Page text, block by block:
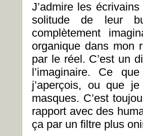
J’admire les
solitude de leur
complètement
organique dans mon
par le réel. C’est un
l’imaginaire. Ce
j’aperçois, ou que
masques. C’est
rapport avec des
ça par un filtre plus